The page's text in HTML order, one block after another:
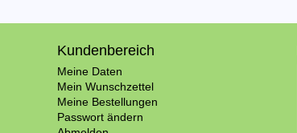
Kundenbereich
Meine Daten
Mein Wunschzettel
Meine Bestellungen
Passwort ändern